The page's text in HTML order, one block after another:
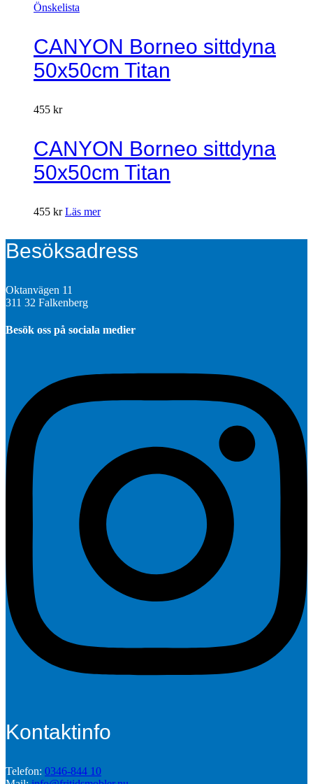
Önskelista
CANYON Borneo sittdyna
50x50cm Titan
455 kr
CANYON Borneo sittdyna
50x50cm Titan
455 kr Läs mer
Besöksadress
Oktanvägen 11
311 32 Falkenberg
Besök oss på sociala medier
Kontaktinfo
Telefon: 0346-844 10